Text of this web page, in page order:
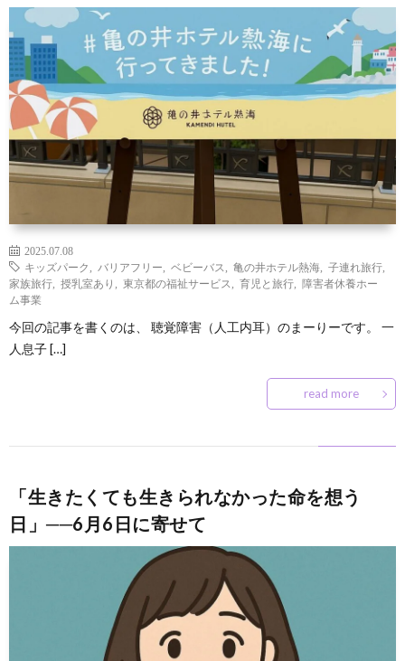
2025.07.08
キッズパーク
バリアフリー ベビーバス 亀の井ホテル熱海 子連れ旅行
家族旅行
授乳室あり 東京都の福祉サービス 育児と旅行
障害者休養ホー
ム事業
今回の記事を書くのは、 聴覚障害（人工内耳）のまーりーです。 一
人息子 […]
read more
「生きたくても生きられなかった命を想う
日」──6月6日に寄せて